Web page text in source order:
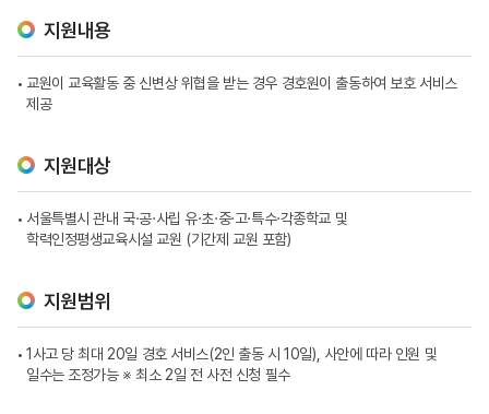
지원내용
교원이 교육활동 중 신변상 위협을 받는 경우 경호원이 출동하여 보호 서비스
제공
지원대상
서울특별시 관내 국·공·사립 유·초·중·고·특수·각종학교 및
학력인정평생교육시설 교원 (기간제 교원 포함)
지원범위
1사고 당 최대 20일 경호 서비스(2인 출동 시 10일), 사안에 따라 인원 및
일수는 조정가능※ 최소 2일 전 사전 신청 필수